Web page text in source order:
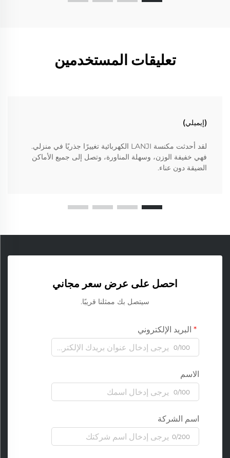
تعليقات المستخدمين
(إيميلي)
لقد أحدثت مكنسة LANJI الكهربائية تغييرًا جذريًا في منزلي.
فهي خفيفة الوزن، وسهلة المناورة، وتصل إلى جميع الأماكن
الضيقة دون عناء.
احصل على عرض سعر مجاني
سيتصل بك ممثلنا قريبًا.
البريد الإلكتروني
0/100
الاسم
0/100
اسم الشركة
0/200